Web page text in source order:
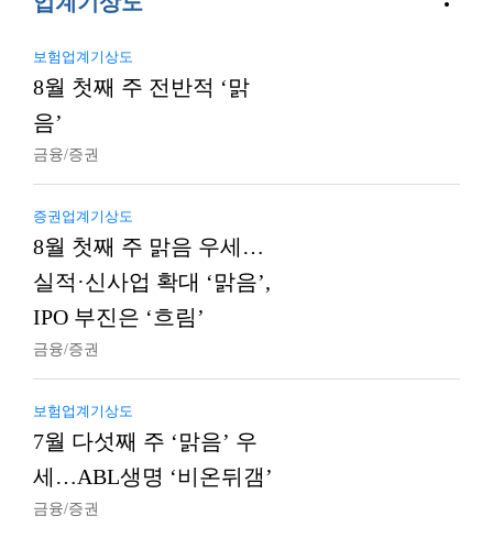
보험업계기상도
8월 첫째 주 전반적 ‘맑
음’
금융/증권
증권업계기상도
8월 첫째 주 맑음 우세…
실적·신사업 확대 ‘맑음’,
IPO 부진은 ‘흐림’
금융/증권
보험업계기상도
7월 다섯째 주 ‘맑음’ 우
세…ABL생명 ‘비온뒤갬’
금융/증권